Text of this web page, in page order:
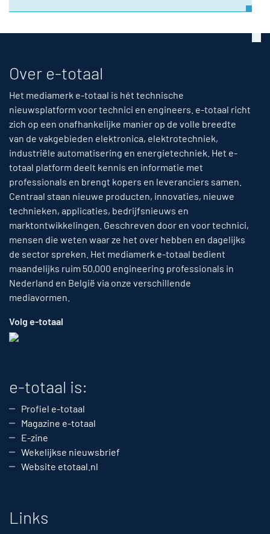
Over e-totaal
Het mediamerk e-totaal is hét technische
nieuwsplatform voor technici en engineers. e-totaal richt
zich op een onafhankelijke manier op de volle breedte
van de vakgebieden elektronica, elektrotechniek,
industriële automatisering en energietechniek. Het e-
totaal platform deelt kennis en informatie met
professionals en brengt kopers en leveranciers samen.
Centraal staan nieuwe producten, innovaties, nieuwe
technieken, applicaties, bedrijfsnieuws en
marktontwikkelingen. Geschreven door en voor technici,
mensen die weten waar ze het over hebben en dagelijks
de sector spreken. Het mediamerk e-totaal bedient
maandelijks ruim 50,000 engineering professionals in
Nederland en België via onze verschillende
mediavormen.
Volg e-totaal
e-totaal is:
Profiel e-totaal
Magazine e-totaal
E-zine
Wekelijkse nieuwsbrief
Website etotaal.nl
Links